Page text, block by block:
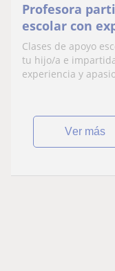
Profesora
escolar con
domicilio en
Clases de apoyo
tu hijo/a e
experiencia y
ver más